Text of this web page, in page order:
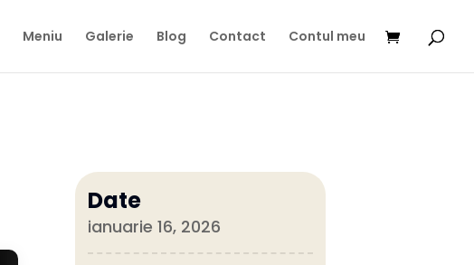
Meniu Galerie Blog Contact Contul meu
Date
ianuarie 16, 2026